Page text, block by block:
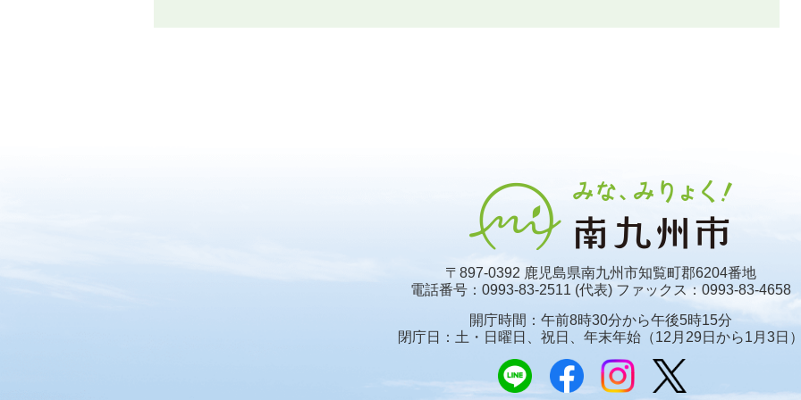
〒897-0392 鹿児島県南九州市知覧町郡6204番地
電話番号：0993-83-2511 (代表) ファックス：0993-83-4658
開庁時間：午前8時30分から午後5時15分
閉庁日：土・日曜日、祝日、年末年始 （12月29日から1月3日